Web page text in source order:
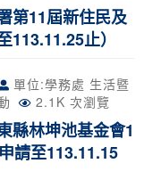
第11屆新住民及
止）
單位:學務處 生活暨
2.1K 次瀏覽
縣林坤池基金會1
請至113.11.15